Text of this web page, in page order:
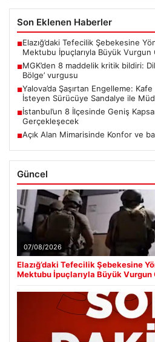
Son Eklenen Haberler
■Elazığ’daki Tefecilik Şebekesine
Mektubu İpuçlarıyla Büyük Vurgun
■MGK’den 8 maddelik kritik bildiri:
Bölge’ vurgusu
■Yalova’da Şaşırtan Engelleme:
İsteyen Sürücüye Sandalye ile
■İstanbul’un 8 İlçesinde Geniş
Gerçekleşecek
■Açık Alan Mimarisinde Konfor ve
Güncel
07/08/2026
Elazığ’daki Tefecilik Şebekesine
Mektubu İpuçlarıyla Büyük Vurgun